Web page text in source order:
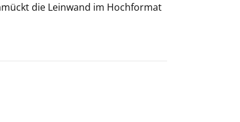
die Lein­wand im Hoch­for­mat